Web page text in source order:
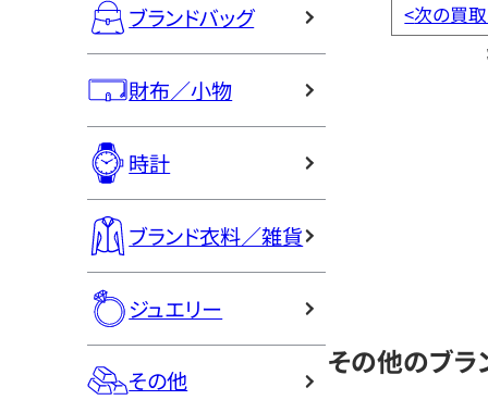
ブランドバッグ
財布／小物
時計
ブランド衣料／雑貨
ジュエリー
その他
<次の買
その他のブラ